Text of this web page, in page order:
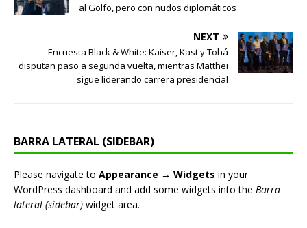
al Golfo, pero con nudos diplomáticos
NEXT
Encuesta Black & White: Kaiser, Kast y Tohá
disputan paso a segunda vuelta, mientras Matthei
sigue liderando carrera presidencial
BARRA LATERAL (SIDEBAR)
Please navigate to Appearance → Widgets in your
WordPress dashboard and add some widgets into the Barra
lateral (sidebar) widget area.